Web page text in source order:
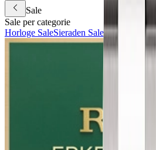
Sale
Sale per categorie
Horloge SaleSieraden SaleAccessoires